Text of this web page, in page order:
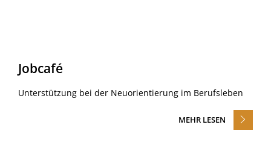
Jobcafé
Unterstützung bei der Neuorientierung im Berufsleben
MEHR LESEN